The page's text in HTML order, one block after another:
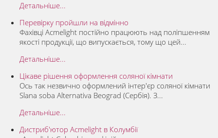
Детальніше...
Перевірку пройшли на відмінно
Фахівці Acmelight постійно працюють над поліпшенням
якості продукції, що випускається, тому що цей...
Детальніше...
Цікаве рішення оформлення соляної кімнати
Ось так незвично оформлений інтер'єр соляної кімнати
Slana soba Alternativa Beograd (Сербія). З...
Детальніше...
Дистриб'ютор Acmelight в Колумбії